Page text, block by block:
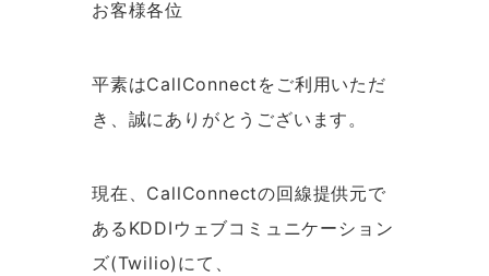
お客様各位
平素はCallConnectをご利用いただ
き、誠にありがとうございます。
現在、CallConnectの回線提供元で
あるKDDIウェブコミュニケーション
ズ(Twilio)にて、